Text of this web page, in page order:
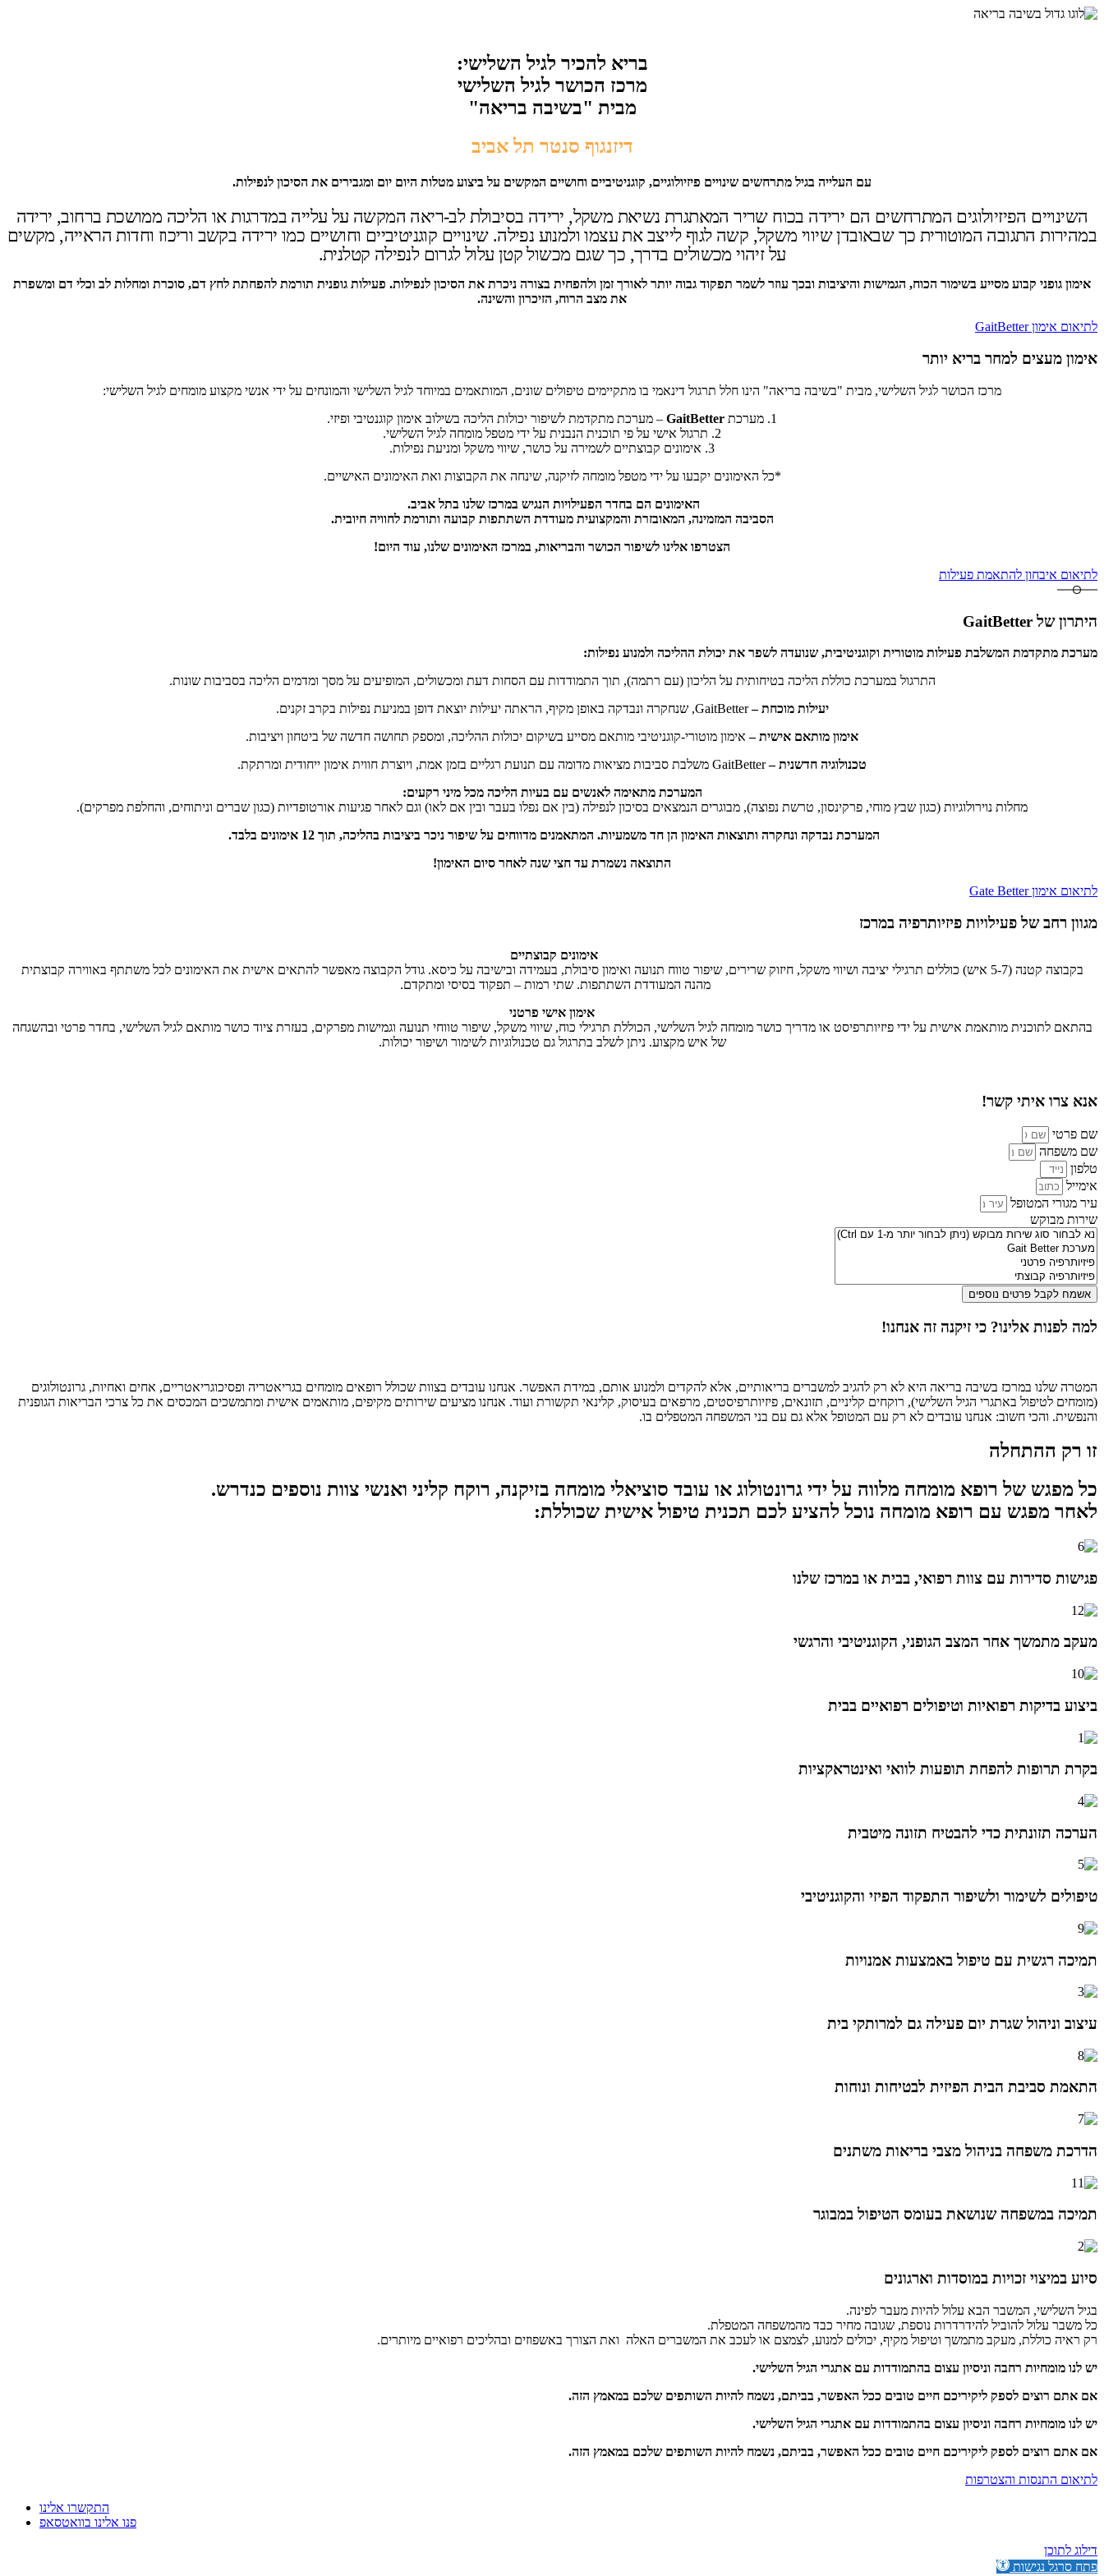
בריא להכיר לגיל השלישי:
מרכז הכושר לגיל השלישי
מבית "בשיבה בריאה"
דיזנגוף סנטר תל אביב
עם העלייה בגיל מתרחשים שינויים פיזיולוגיים, קוגניטיביים וחושיים המקשים על ביצוע מטלות היום יום ומגבירים את הסיכון לנפילות.
השינויים הפיזיולוגים המתרחשים הם ירידה בכוח שריר המאתגרת נשיאת משקל, ירידה בסיבולת לב-ריאה המקשה על עלייה במדרגות או הליכה ממושכת ברחוב, ירידה
במהירות התגובה המוטורית כך שבאובדן שיווי משקל, קשה לגוף לייצב את עצמו ולמנוע נפילה. שינויים קוגניטיביים וחושיים כמו ירידה בקשב וריכוז וחדות הראייה, מקשים
על זיהוי מכשולים בדרך, כך שגם מכשול קטן עלול לגרום לנפילה קטלנית.
אימון גופני קבוע מסייע בשימור הכוח, הגמישות והיציבות ובכך עוזר לשמר תפקוד גבוה יותר לאורך זמן ולהפחית בצורה ניכרת את הסיכון לנפילות. פעילות גופנית תורמת להפחתת לחץ דם, סוכרת ומחלות לב וכלי דם ומשפרת
את מצב הרוח, הזיכרון והשינה.
לתיאום אימון GaitBetter
אימון מעצים למחר בריא יותר
מרכז הכושר לגיל השלישי, מבית "בשיבה בריאה" הינו חלל תרגול דינאמי בו מתקיימים טיפולים שונים, המותאמים במיוחד לגיל השלישי והמונחים על ידי אנשי מקצוע מומחים לגיל השלישי:
1. מערכת
GaitBetter – מערכת מתקדמת לשיפור יכולות הליכה בשילוב אימון קוגנטיבי ופיזי.
2. תרגול אישי על פי תוכנית הנבנית על ידי מטפל מומחה לגיל השלישי.
3. אימונים קבוצתיים לשמירה על כושר, שיווי משקל ומניעת נפילות.
*כל האימונים יקבעו על ידי מטפל מומחה לזיקנה, שינחה את הקבוצות ואת האימונים האישיים.
האימונים הם בחדר הפעילויות הנגיש במרכז שלנו בתל אביב.
הסביבה המזמינה, המאובזרת והמקצועית מעודדת השתתפות קבועה ותורמת לחוויה חיובית.
הצטרפו אלינו לשיפור הכושר והבריאות, במרכז האימונים שלנו, עוד היום!
לתיאום איבחון להתאמת פעילות
היתרון של GaitBetter
מערכת מתקדמת המשלבת פעילות מוטורית וקוגניטיבית, שנועדה לשפר את יכולת ההליכה ולמנוע נפילות:
התרגול במערכת כוללת הליכה בטיחותית על הליכון (עם רתמה), תוך התמודדות עם הסחות דעת ומכשולים, המופיעים על מסך ומדמים הליכה בסביבות שונות.
יעילות מוכחת –GaitBetter, שנחקרה ונבדקה באופן מקיף, הראתה יעילות יוצאת דופן במניעת נפילות בקרב זקנים.
אימון מותאם אישית –אימון מוטורי-קוגניטיבי מותאם מסייע בשיקום יכולות ההליכה, ומספק תחושה חדשה של ביטחון ויציבות.
טכנולוגיה חדשנית –GaitBetter משלבת סביבות מציאות מדומה עם תנועת רגליים בזמן אמת, ויוצרת חווית אימון ייחודית ומרתקת.
המערכת מתאימה לאנשים עם בעיות הליכה מכל מיני רקעים:
מחלות נוירולוגיות (כגון שבץ מוחי, פרקינסון, טרשת נפוצה), מבוגרים הנמצאים בסיכון לנפילה (בין אם נפלו בעבר ובין אם לאו) וגם לאחר פגיעות אורטופדיות (כגון שברים וניתוחים, והחלפת מפרקים).
המערכת נבדקה ונחקרה ותוצאות האימון הן חד משמעיות. המתאמנים מדווחים על שיפור ניכר ביציבות בהליכה, תוך 12 אימונים בלבד.
התוצאה נשמרת עד חצי שנה לאחר סיום האימון!
לתיאום אימון Gate Better
מגוון רחב של פעילויות פיזיותרפיה במרכז
אימונים קבוצתיים
בקבוצה קטנה (5-7 איש) כוללים תרגילי יציבה ושיווי משקל, חיזוק שרירים, שיפור טווח תנועה ואימון סיבולת, בעמידה ובישיבה על כיסא. גודל הקבוצה מאפשר להתאים אישית את האימונים לכל משתתף באווירה קבוצתית
מהנה המעודדת השתתפות. שתי רמות – תפקוד בסיסי ומתקדם.
אימון אישי פרטני
בהתאם לתוכנית מותאמת אישית על ידי פיזיותרפיסט או מדריך כושר מומחה לגיל השלישי, הכוללת תרגילי כוח, שיווי משקל, שיפור טווחי תנועה וגמישות מפרקים, בעזרת ציוד כושר מותאם לגיל השלישי, בחדר פרטי ובהשגחה
של איש מקצוע. ניתן לשלב בתרגול גם טכנולוגיות לשימור ושיפור יכולות.
אנא צרו איתי קשר!
שם פרטי
שם משפחה
טלפון
אימייל
עיר מגורי המטופל
שירות מבוקש
אשמח לקבל פרטים נוספים
למה לפנות אלינו? כי זיקנה זה אנחנו!
המטרה שלנו במרכז בשיבה בריאה היא לא רק להגיב למשברים בריאותיים, אלא להקדים ולמנוע אותם, במידת האפשר. אנחנו עובדים בצוות שכולל רופאים מומחים בגריאטריה ופסיכוגריאטריים, אחים ואחיות, גרונטולוגים
(מומחים לטיפול באתגרי הגיל השלישי), רוקחים קליניים, תזונאים, פיזיותרפיסטים, מרפאים בעיסוק, קלינאי תקשורת ועוד. אנחנו מציעים שירותים מקיפים, מותאמים אישית ומתמשכים המכסים את כל צרכי הבריאות הגופנית
והנפשית. והכי חשוב: אנחנו עובדים לא רק עם המטופל אלא גם עם בני המשפחה המטפלים בו.
זו רק ההתחלה
כל מפגש של רופא מומחה מלווה על ידי גרונטולוג או עובד סוציאלי מומחה בזיקנה, רוקח קליני ואנשי צוות נוספים כנדרש.
לאחר מפגש עם רופא מומחה נוכל להציע לכם תכנית טיפול אישית שכוללת:
פגישות סדירות עם צוות רפואי, בבית או במרכז שלנו
מעקב מתמשך אחר המצב הגופני, הקוגניטיבי והרגשי​
ביצוע בדיקות רפואיות וטיפולים רפואיים בבית​
בקרת תרופות להפחת תופעות לוואי ואינטראקציות
הערכה תזונתית כדי להבטיח תזונה מיטבית​
טיפולים לשימור ולשיפור התפקוד הפיזי והקוגניטיבי
תמיכה רגשית עם טיפול באמצעות אמנויות
עיצוב וניהול שגרת יום פעילה גם למרותקי בית
התאמת סביבת הבית הפיזית לבטיחות ונוחות
הדרכת משפחה בניהול מצבי בריאות משתנים
תמיכה במשפחה שנושאת בעומס הטיפול במבוגר
סיוע במיצוי זכויות במוסדות וארגונים
בגיל השלישי, המשבר הבא עלול להיות מעבר לפינה.
כל משבר עלול להוביל להידרדרות נוספת, שגובה מחיר כבד מהמשפחה המטפלת.
רק ראיה כוללת, מעקב מתמשך וטיפול מקיף, יכולים למנוע, לצמצם או לעכב את המשברים האלה ואת הצורך באשפוזים ובהליכים רפואיים מיותרים.
יש לנו מומחיות רחבה וניסיון עצום בהתמודדות עם אתגרי הגיל השלישי.
אם אתם רוצים לספק ליקיריכם חיים טובים ככל האפשר, בביתם, נשמח להיות השותפים שלכם במאמץ הזה.
יש לנו מומחיות רחבה וניסיון עצום בהתמודדות עם אתגרי הגיל השלישי.
אם אתם רוצים לספק ליקיריכם חיים טובים ככל האפשר, בביתם, נשמח להיות השותפים שלכם במאמץ הזה.
לתיאום התנסות והצטרפות
התקשרו אלינו
פנו אלינו בוואטסאפ
דילוג לתוכן
פתח סרגל נגישות